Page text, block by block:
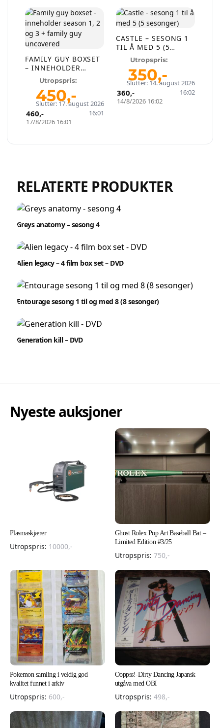
Slutter: 17. august 2026
16:01
FAMILY GUY BOXSET
– INNEHOLDER
SEASON 1, 2 OG 3 +
FAMILY GUY
UNCOVERED
Utropspris:
450,-
17/8/2026 16:01
460,-
Slutter: 14. august 2026
16:02
CASTLE – SESONG 1
TIL Å MED 5 (5
SESONGER)
Utropspris:
350,-
14/8/2026 16:02
360,-
RELATERTE PRODUKTER
Greys anatomy – sesong 4
Alien legacy – 4 film box set – DVD
Entourage sesong 1 til og med 8 (8 sesonger)
Generation kill – DVD
Nyeste auksjoner
Plasmaskjærer
Utropspris: 10000,-
Ghost Rolex Pop Art Baseball Bat –
Limited Edition #3/25
Utropspris: 750,-
Pokemon samling i veldig god
kvalitet funnet i arkiv
Utropspris: 600,-
Ooppss!-Dirty Dancing Japansk
utgåva med OBI
Utropspris: 498,-
Selg smartere – helt
gratis på QXL.no
På QXL.no kan du selge helt gratis – uten
skjulte kostnader eller provisjon. Opprett
konto, legg ut auksjoner og nå kjøpere som
faktisk er interessert.
Registrer konto
kjøpere.
Lukk vinduet